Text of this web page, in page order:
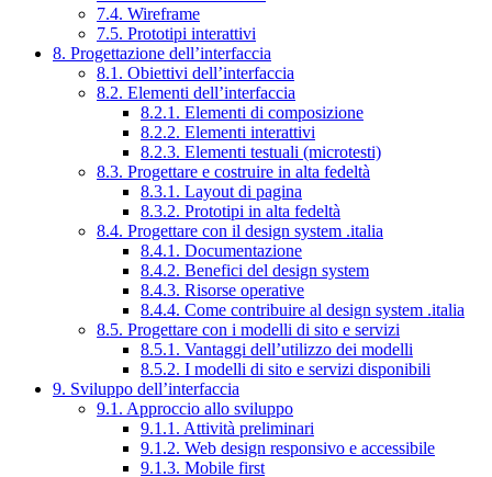
7.4. Wireframe
7.5. Prototipi interattivi
8. Progettazione dell’interfaccia
8.1. Obiettivi dell’interfaccia
8.2. Elementi dell’interfaccia
8.2.1. Elementi di composizione
8.2.2. Elementi interattivi
8.2.3. Elementi testuali (microtesti)
8.3. Progettare e costruire in alta fedeltà
8.3.1. Layout di pagina
8.3.2. Prototipi in alta fedeltà
8.4. Progettare con il design system .italia
8.4.1. Documentazione
8.4.2. Benefici del design system
8.4.3. Risorse operative
8.4.4. Come contribuire al design system .italia
8.5. Progettare con i modelli di sito e servizi
8.5.1. Vantaggi dell’utilizzo dei modelli
8.5.2. I modelli di sito e servizi disponibili
9. Sviluppo dell’interfaccia
9.1. Approccio allo sviluppo
9.1.1. Attività preliminari
9.1.2. Web design responsivo e accessibile
9.1.3. Mobile first